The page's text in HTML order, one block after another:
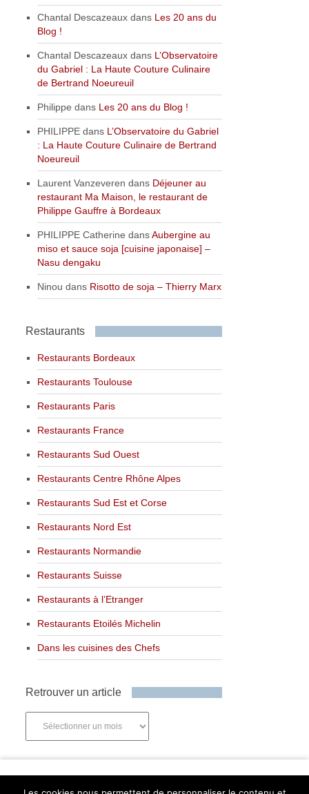
Chantal Descazeaux dans Les 20 ans du
Blog !
Chantal Descazeaux dans L’Observatoire
du Gabriel : La Haute Couture Culinaire
de Bertrand Noeureuil
Philippe dans Les 20 ans du Blog !
PHILIPPE dans L’Observatoire du Gabriel
: La Haute Couture Culinaire de Bertrand
Noeureuil
Laurent Vanzeveren dans Déjeuner au
restaurant Ma Maison, le restaurant de
Philippe Gauffre à Bordeaux
PHILIPPE Catherine dansAubergine au
miso et sauce soja [cuisine japonaise] –
Nasu dengaku
Ninou dans Risotto de soja – Thierry Marx
Restaurants
Restaurants Bordeaux
Restaurants Toulouse
Restaurants Paris
Restaurants France
Restaurants Sud Ouest
Restaurants Centre Rhône Alpes
Restaurants Sud Est et Corse
Restaurants Nord Est
Restaurants Normandie
Restaurants Suisse
Restaurants à l’Etranger
Restaurants Etoilés Michelin
Dans les cuisines des Chefs
Retrouver un article